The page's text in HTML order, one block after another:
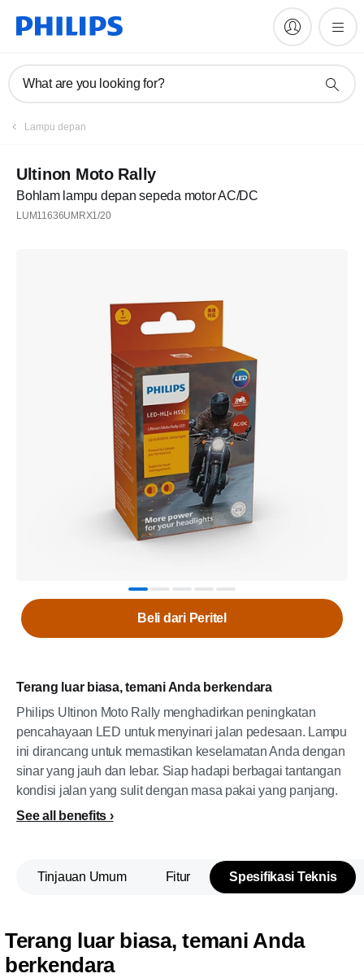
What are you looking for?
Lampu depan
Ultinon Moto Rally
Bohlam lampu depan sepeda motor AC/DC
LUM11636UMRX1/20
Terang luar biasa, temani Anda berkendara
Philips Ultinon Moto Rally menghadirkan peningkatan
pencahayaan LED untuk menyinari jalan pedesaan. Lampu
ini dirancang untuk memastikan keselamatan Anda dengan
sinar yang jauh dan lebar. Siap hadapi berbagai tantangan
kondisi jalan yang sulit dengan masa pakai yang panjang.
See all benefits
Beli dari Peritel
Tinjauan Umum Fitur Spesifikasi Teknis
Terang luar biasa, temani Anda
berkendara